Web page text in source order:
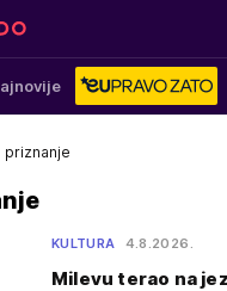
priznanje
KULTURA 4.8.2026.
Milevu terao na